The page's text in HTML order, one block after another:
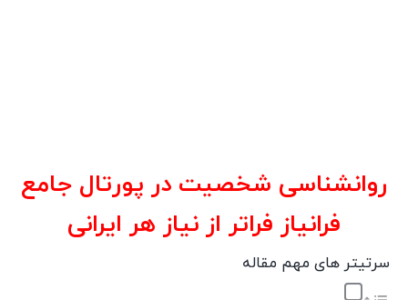
روانشناسی شخصیت در پورتال جامع
فرانیاز فراتر از نیاز هر ایرانی
سرتیتر های مهم مقاله